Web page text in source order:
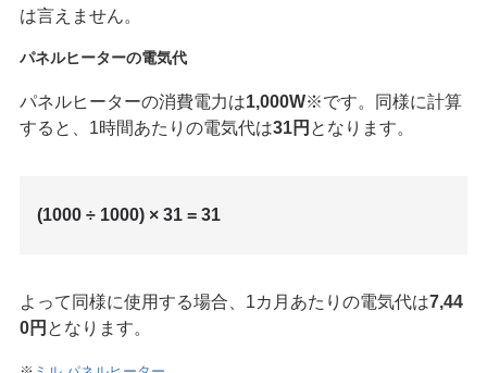
は言えません。
パネルヒーターの電気代
パネルヒーターの消費電力は1,000W※です。同様に計算
すると、1時間あたりの電気代は31円 となります。
(1000 ÷ 1000) × 31 = 31
よって同様に使用する場合、1カ月あたりの電気代は7,44
0円 となります。